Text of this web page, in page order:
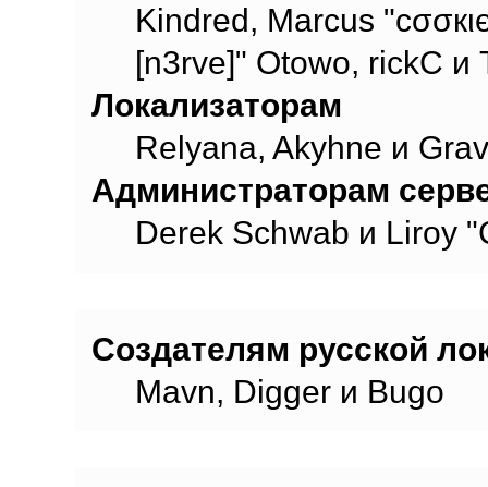
Kindred, Marcus
[n3rve]" Otowo, rickC и
Локализаторам
Relyana, Akyhne и
Администраторам
Derek Schwab и Liroy
Создателям русской
Mavn, Digger и Bugo